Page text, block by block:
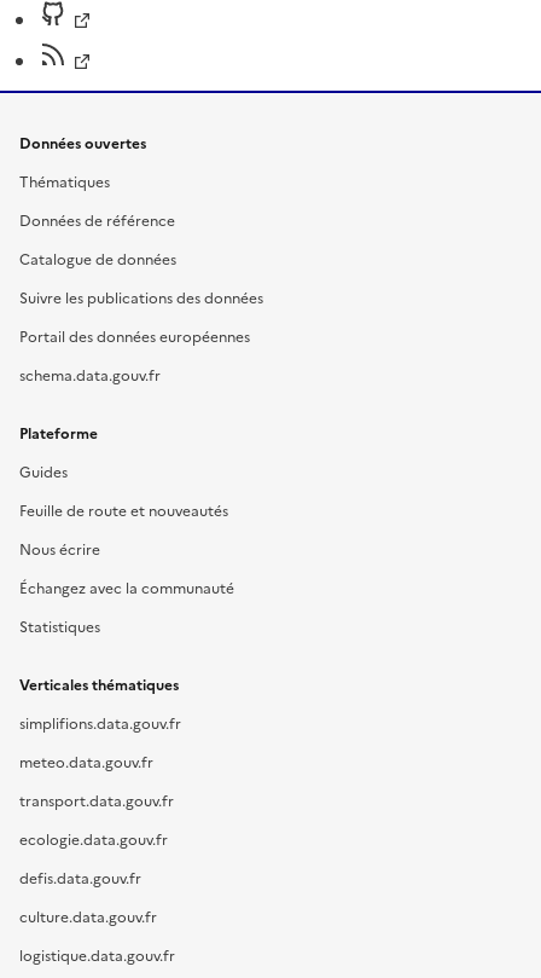
Données ouvertes
Thématiques
Données de référence
Catalogue de données
Suivre les publications des données
Portail des données européennes
schema.data.gouv.fr
Plateforme
Guides
Feuille de route et nouveautés
Nous écrire
Échangez avec la communauté
Statistiques
Verticales thématiques
simplifions.data.gouv.fr
meteo.data.gouv.fr
transport.data.gouv.fr
ecologie.data.gouv.fr
defis.data.gouv.fr
culture.data.gouv.fr
logistique.data.gouv.fr